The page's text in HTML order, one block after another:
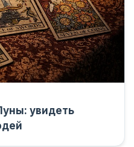
увидеть